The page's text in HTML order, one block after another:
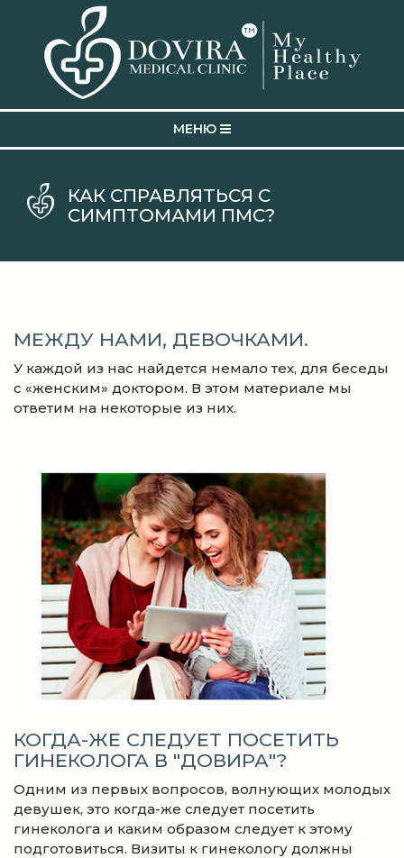
MEНЮ
КАК СПРАВЛЯТЬСЯ С
СИМПТОМАМИ ПМС?
МЕЖДУ НАМИ, ДЕВОЧКАМИ.
У каждой из нас найдется немало тех, для беседы
с «женским» доктором. В этом материале мы
ответим на некоторые из них.
КОГДА-ЖЕ СЛЕДУЕТ ПОСЕТИТЬ
ГИНЕКОЛОГА В "ДОВИРА"?
Одним из первых вопросов, волнующих молодых
девушек, это когда-же следует посетить
гинеколога и каким образом следует к этому
подготовиться. Визиты к гинекологу должны